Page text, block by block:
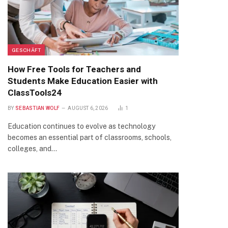
GESCHÄFT
How Free Tools for Teachers and
Students Make Education Easier with
ClassTools24
BY SEBASTIAN WOLF AUGUST 6, 2026 1
Education continues to evolve as technology
becomes an essential part of classrooms, schools,
colleges, and…